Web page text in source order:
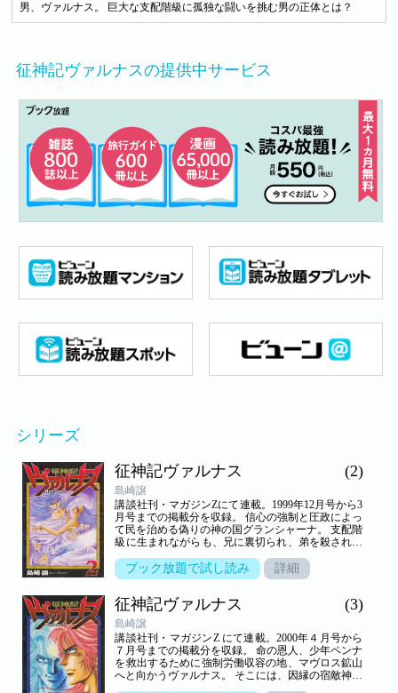
男、ヴァルナス。 巨大な支配階級に孤独な闘いを挑む男の正体とは？
征神記ヴァルナスの提供中サービス
シリーズ
征神記ヴァルナス
(2)
島崎譲
講談社刊・マガジンZにて連載。1999年12月号から3
月号までの掲載分を収録。 信心の強制と圧政によっ
て民を治める偽りの神の国グランシャーナ。 支配階
級に生まれながらも、兄に裏切られ、弟を殺された
出る。 一族を神官によって滅ぼされた砂漠の民・ボ
ナス族の生き残りである族長の娘・ゾナと知り合
説第２巻！！
ブック放題で試し読み 詳細
征神記ヴァルナス (3)
島崎譲
講談社刊・マガジンZ にて連載。2000年４月号から
７月号までの掲載分を収録。 命の恩人、少年ペンナ
を救出するために強制労働収容の地、マヴロス鉱山
へと向かうヴァルナス。 そこには、因縁の宿敵神殿